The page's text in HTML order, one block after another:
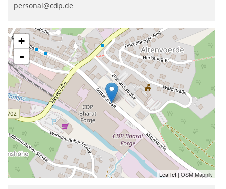
personal@cdp.de
+
-
Leaflet | OSM Mapnik